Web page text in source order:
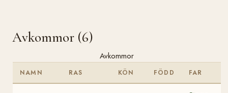
Avkommor (6)
Avkommor
NAMN RAS KÖN FÖDD FAR